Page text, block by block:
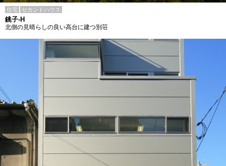
住宅 セカンドハウス
銚子-H
北側の見晴らしの良い高台に建つ別荘